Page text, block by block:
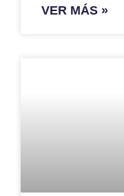
VER MÁS »